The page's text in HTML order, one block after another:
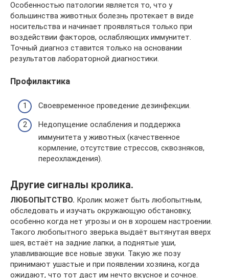
Особенностью патологии является то, что у
большинства животных болезнь протекает в виде
носительства и начинает проявляться только при
воздействии факторов, ослабляющих иммунитет.
Точный диагноз ставится только на основании
результатов лабораторной диагностики.
Профилактика
Своевременное проведение дезинфекции.
Недопущение ослабления и поддержка
иммунитета у животных (качественное
кормление, отсутствие стрессов, сквозняков,
переохлаждения).
Другие сигналы кролика.
ЛЮБОПЫТСТВО. Кролик может быть любопытным,
обследовать и изучать окружающую обстановку,
особенно когда нет угрозы и он в хорошем настроении.
Такого любопытного зверька выдаёт вытянутая вверх
шея, встаёт на задние лапки, а поднятые уши,
улавливающие все новые звуки. Такую же позу
принимают ушастые и при появлении хозяина, когда
ожидают, что тот даст им нечто вкусное и сочное.